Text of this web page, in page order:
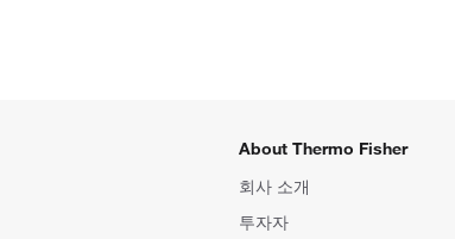
About Thermo Fisher
회사 소개
투자자